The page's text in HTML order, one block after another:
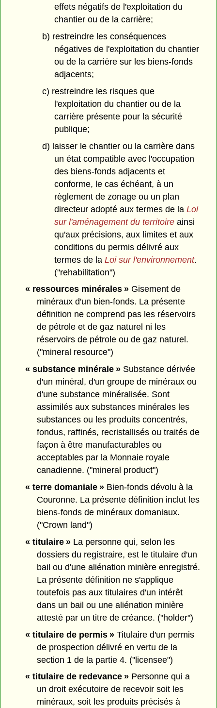
effets négatifs de l'exploitation du
chantier ou de la carrière;
b) restreindre les conséquences
négatives de l'exploitation du chantier
ou de la carrière sur les biens-fonds
adjacents;
c) restreindre les risques que
l'exploitation du chantier ou de la
carrière présente pour la sécurité
publique;
d) laisser le chantier ou la carrière dans
un état compatible avec l'occupation
des biens-fonds adjacents et
conforme, le cas échéant, à un
règlement de zonage ou un plan
directeur adopté aux termes de la Loi
sur l'aménagement du territoireainsi
qu'aux précisions, aux limites et aux
conditions du permis délivré aux
termes de la Loi sur l'environnement.
("rehabilitation")
« ressources minérales »Gisement de
minéraux d'un bien-fonds. La présente
définition ne comprend pas les réservoirs
de pétrole et de gaz naturel ni les
réservoirs de pétrole ou de gaz naturel.
("mineral resource")
« substance minérale »Substance dérivée
d'un minéral, d'un groupe de minéraux ou
d'une substance minéralisée. Sont
assimilés aux substances minérales les
substances ou les produits concentrés,
fondus, raffinés, recristallisés ou traités de
façon à être manufacturables ou
acceptables par la Monnaie royale
canadienne. ("mineral product")
« terre domaniale »Bien-fonds dévolu à la
Couronne. La présente définition inclut les
biens-fonds de minéraux domaniaux.
("Crown land")
« titulaire »La personne qui, selon les
dossiers du registraire, est le titulaire d'un
bail ou d'une aliénation minière enregistré.
La présente définition ne s'applique
toutefois pas aux titulaires d'un intérêt
dans un bail ou une aliénation minière
attesté par un titre de créance. ("holder")
« titulaire de permis »Titulaire d'un permis
de prospection délivré en vertu de la
section 1 de la partie 4. ("licensee")
« titulaire de redevance »Personne qui a
un droit exécutoire de recevoir soit les
minéraux, soit les produits précisés à